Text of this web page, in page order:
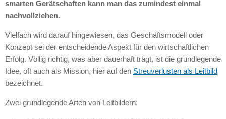
smarten Gerätschaften kann man das zumindest einmal
nachvollziehen.
Vielfach wird darauf hingewiesen, das Geschäftsmodell oder
Konzept sei der entscheidende Aspekt für den wirtschaftlichen
Erfolg. Völlig richtig, was aber dauerhaft trägt, ist die grundlegende
Idee, oft auch als Mission, hier auf den Streuverlusten als Leitbild
bezeichnet.
Zwei grundlegende Arten von Leitbildern: